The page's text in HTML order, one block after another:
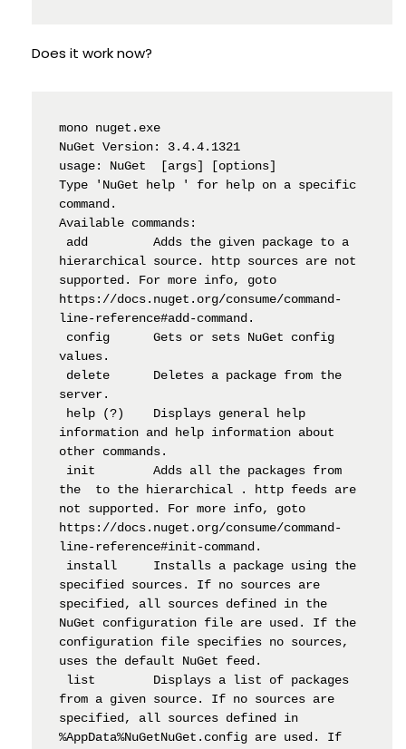
Does it work now?
mono nuget.exe
NuGet Version: 3.4.4.1321
usage: NuGet
[args] [options]
Type 'NuGet help
' for help on a specific
command.
Available commands:
hierarchical source. http sources are not
supported. For more info, goto
https://docs.nuget.org/consume/command-
line-reference#add-command.
values.
server.
information and help information about
other commands.
the  to the hierarchical . http feeds are
not supported. For more info, goto
https://docs.nuget.org/consume/command-
line-reference#init-command.
specified sources. If no sources are
specified, all sources defined in the
NuGet configuration file are used. If the
configuration file specifies no sources,
uses the default NuGet feed.
from a given source. If no sources are
specified, all sources defined in
%AppData%NuGetNuGet.config are used. If